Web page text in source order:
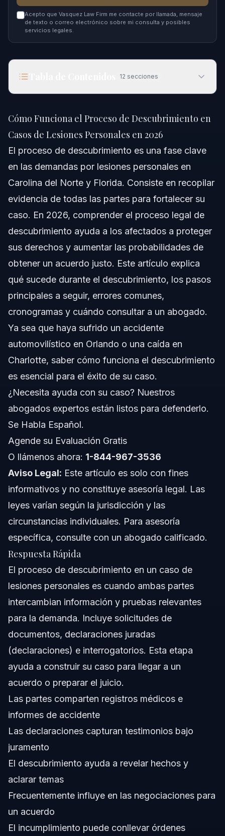
Acepto que Vasquez Law Firm me contacte por llamada, mensaje
de texto o correo electrónico sobre mi consulta y posibles
servicios legales.
12 secciones
Casos de Lesiones Personales en 2026
Respuesta Rápida
¿En Qué Consiste el Proceso de Descubrimiento?
Paso a Paso: Cómo Funciona el Descubrimiento
Documentos Comunes en el Descubrimiento
Cronograma y Qué Esperar
Errores Comunes que Debe Evitar Durante el
Descubrimiento
Notas Específicas para Carolina del Norte y
Notas para Carolina del Norte
Notas para Florida
Conceptos a Nivel Nacional (en General, las Reglas
Varían)
Cuándo Consultar a un Abogado de Lesiones
Personales
Sobre Vasquez Law Firm
Confianza y Experiencia del Abogado
Preguntas Frecuentes
¿Qué es el proceso de descubrimiento en un caso de
lesiones personales?
¿Cuánto tiempo suele durar el proceso de
descubrimiento?
durante el descubrimiento?
¿Puede el descubrimiento conducir a un acuerdo?
de descubrimiento?
¿Cómo encajan las declaraciones juradas en el proceso
¿Qué debo evitar decir durante el descubrimiento o las
declaraciones?
¿Cuándo debería llamar a un abogado sobre el proceso
de descubrimiento?
Cómo Funciona el Proceso de Descubrimiento en
Casos de Lesiones Personales en 2026
El proceso de descubrimiento es una fase clave
en las demandas por lesiones personales en
Carolina del Norte y Florida. Consiste en recopilar
evidencia de todas las partes para fortalecer su
caso. En 2026, comprender el proceso legal de
descubrimiento ayuda a los afectados a proteger
sus derechos y aumentar las probabilidades de
obtener un acuerdo justo. Este artículo explica
qué sucede durante el descubrimiento, los pasos
principales a seguir, errores comunes,
cronogramas y cuándo consultar a un abogado.
Ya sea que haya sufrido un accidente
automovilístico en Orlando o una caída en
Charlotte, saber cómo funciona el descubrimiento
es esencial para el éxito de su caso.
¿Necesita ayuda con su caso? Nuestros
abogados expertos están listos para defenderlo.
Se Habla Español.
Agende su Evaluación Gratis
O llámenos ahora: 1-844-967-3536
Aviso Legal: Este artículo es solo con fines
informativos y no constituye asesoría legal. Las
leyes varían según la jurisdicción y las
circunstancias individuales. Para asesoría
específica, consulte con un abogado calificado.
Respuesta Rápida
El proceso de descubrimiento en un caso de
lesiones personales es cuando ambas partes
intercambian información y pruebas relevantes
para la demanda. Incluye solicitudes de
documentos, declaraciones juradas
(declaraciones) e interrogatorios. Esta etapa
ayuda a construir su caso para llegar a un
acuerdo o preparar el juicio.
Las partes comparten registros médicos e
informes de accidente
Las declaraciones capturan testimonios bajo
juramento
El descubrimiento ayuda a revelar hechos y
aclarar temas
Frecuentemente influye en las negociaciones para
un acuerdo
El incumplimiento puede conllevar órdenes